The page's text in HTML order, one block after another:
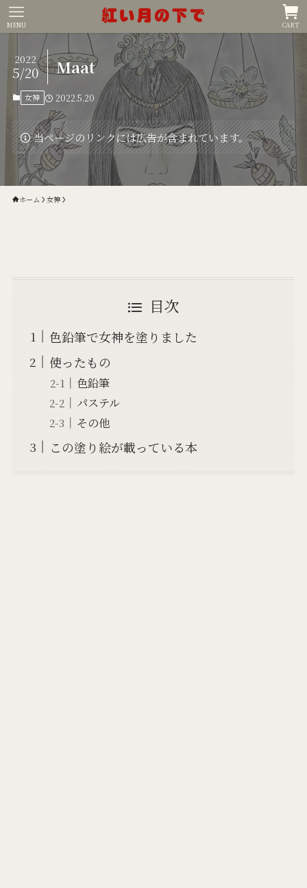
CART
MENU
Maat
2022
5/20
女神 2022.5.20
当ページのリンクには広告が含まれています。
ホーム 女神
目次
色鉛筆で女神を塗りました
使ったもの
色鉛筆
パステル
その他
この塗り絵が載っている本